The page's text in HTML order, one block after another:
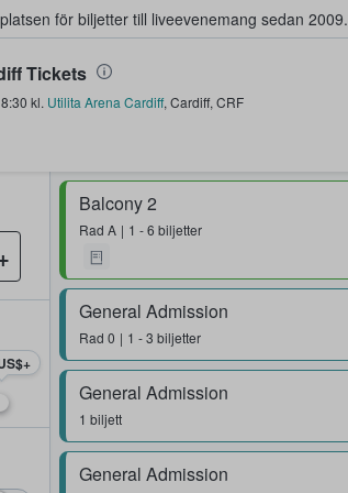
för biljetter till liveevenemang sedan 2009.
fans köper och säljer biljetter.
Tickets
kl. Utilita Arena Cardiff, Cardiff, CRF
Balcony 2
Rad A 1 - 6 biljetter
General Admission
Rad 0 1 - 3 biljetter
General Admission
1 biljett
General Admission